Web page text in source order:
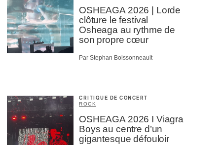
OSHEAGA 2026 | Lorde
clôture le festival
Osheaga au rythme de
son propre cœur
Par Stephan Boissonneault
CRITIQUE DE CONCERT
ROCK
OSHEAGA 2026 I Viagra
Boys au centre d’un
gigantesque défouloir